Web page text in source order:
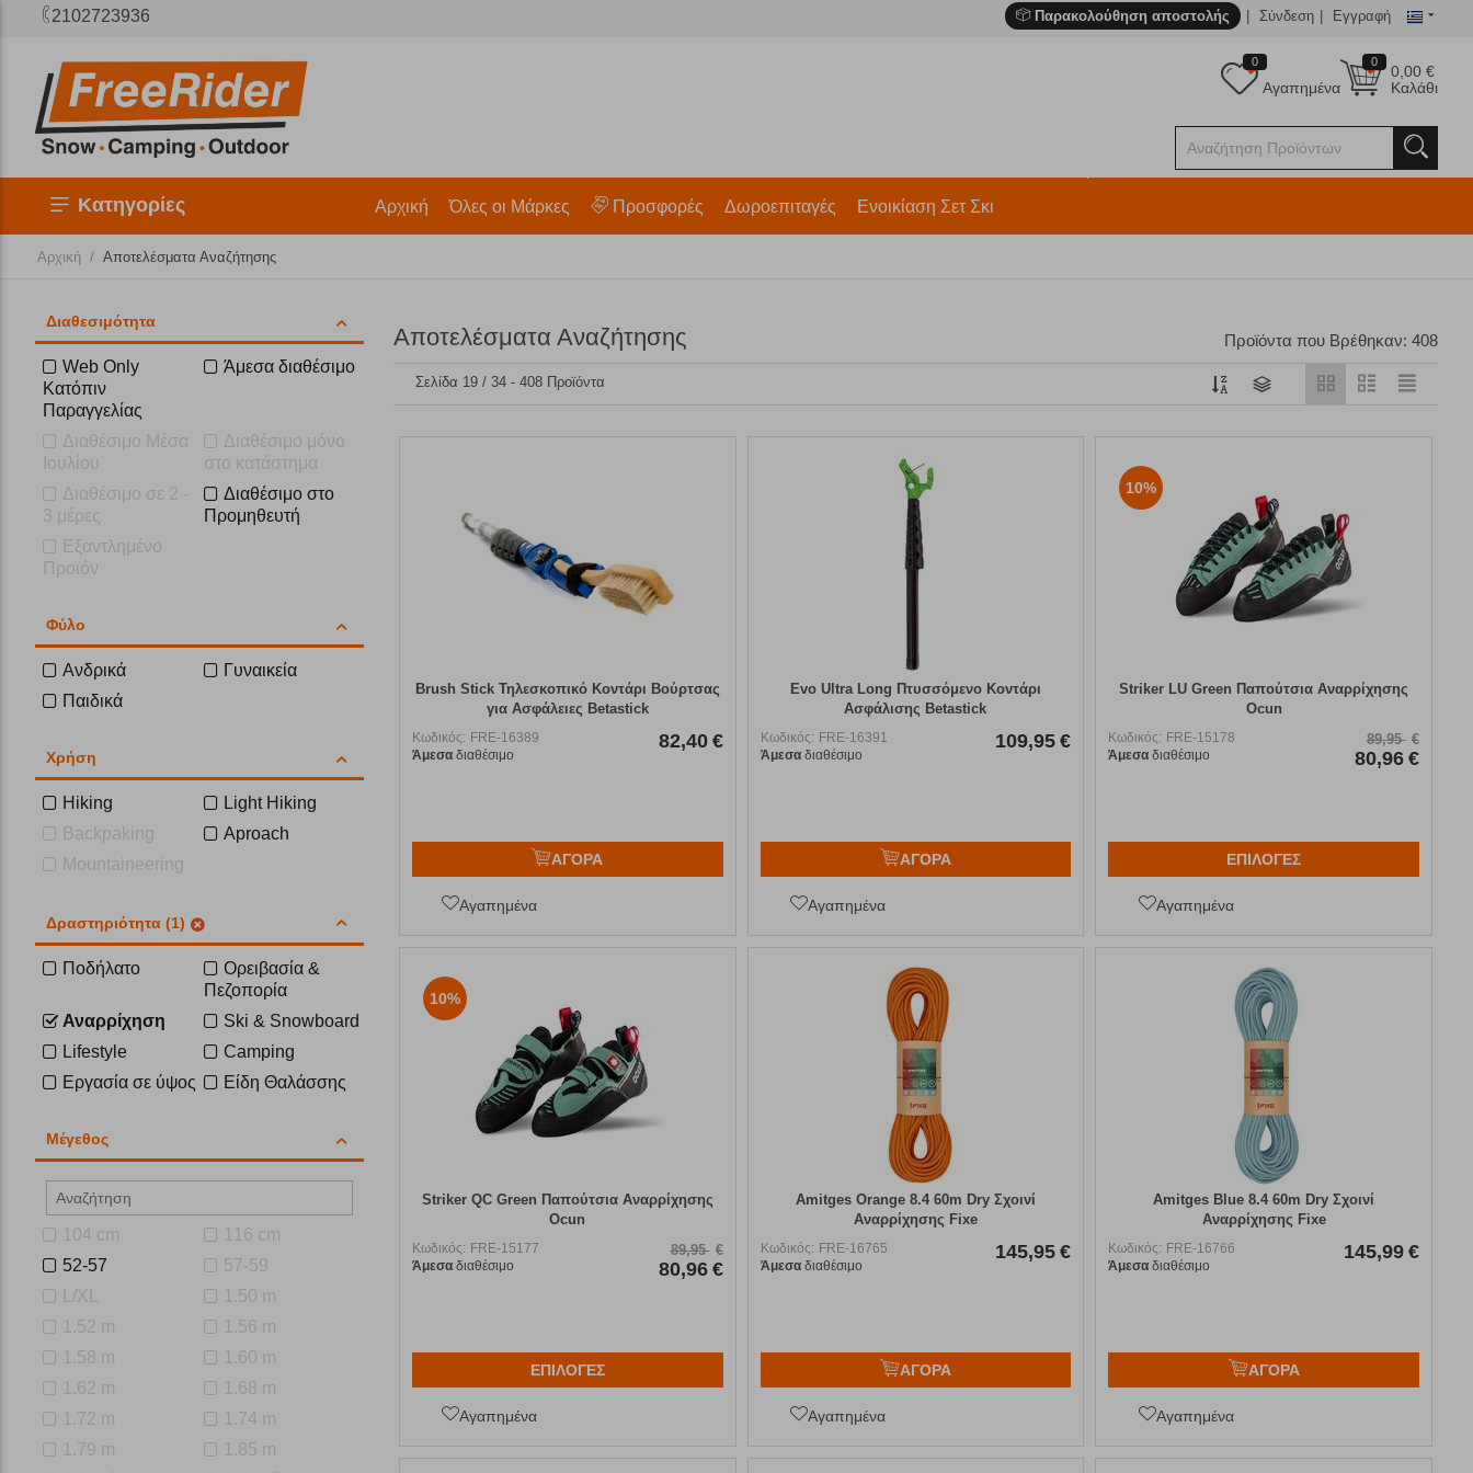
2102723936 Παρακολούθηση αποστολής Σύνδεση Εγγραφή
0
0,00€
Καλάθι
0
Αγαπημένα
Κατηγορίες Αρχική Όλες οι Μάρκες Προσφορές Δωροεπιταγές Ενοικίαση Σετ Σκι
Αρχική / Αποτελέσματα Αναζήτησης
Διαθεσιμότητα
Web Only
Κατόπιν
Παραγγελίας
Άμεσα διαθέσιμο
Διαθέσιμο Μέσα
Ιουλίου
Διαθέσιμο μόνο
στο κατάστημα
Διαθέσιμο σε 2 -
3 μέρες
Διαθέσιμο στο
Προμηθευτή
Εξαντλημένο
Προϊόν
Φύλο
Ανδρικά
Γυναικεία
Παιδικά
Χρήση
Hiking
Light Hiking
Backpaking
Aproach
Mountaineering
Δραστηριότητα (1)
Ποδήλατο
Ορειβασία &
Πεζοπορία
Αναρρίχηση
Ski & Snowboard
Lifestyle
Camping
Εργασία σε ύψος
Είδη Θαλάσσης
Μέγεθος
104 cm
116 cm
52-57
57-59
L/XL
1.50 m
1.52 m
1.56 m
1.58 m
1.60 m
1.62 m
1.68 m
1.72 m
1.74 m
1.79 m
1.85 m
Αποτελέσματα Αναζήτησης Προϊόντα που Βρέθηκαν: 408
Σελίδα 19 / 34 - 408 Προϊόντα
Brush Stick Τηλεσκοπικό Κοντάρι Βούρτσας
για Ασφάλειες Betastick
Κωδικός: FRE-16389
Άμεσαδιαθέσιμο
82,40 €
ΑΓΟΡΑ
Αγαπημένα
Evo Ultra Long Πτυσσόμενο Κοντάρι
Ασφάλισης Betastick
Κωδικός: FRE-16391
Άμεσαδιαθέσιμο
109,95 €
ΑΓΟΡΑ
Αγαπημένα
10%
Striker LU Green Παπούτσια Αναρρίχησης
Ocun
Κωδικός: FRE-15178
Άμεσα διαθέσιμο
89,95 €
80,96 €
ΕΠΙΛΟΓΕΣ
Αγαπημένα
10%
Striker QC Green Παπούτσια Αναρρίχησης
Ocun
Κωδικός: FRE-15177
Άμεσαδιαθέσιμο
89,95 €
80,96 €
ΕΠΙΛΟΓΕΣ
Αγαπημένα
Amitges Orange 8.4 60m Dry Σχοινί
Αναρρίχησης Fixe
Κωδικός: FRE-16765
Άμεσαδιαθέσιμο
145,95 €
ΑΓΟΡΑ
Αγαπημένα
Amitges Blue 8.4 60m Dry Σχοινί
Αναρρίχησης Fixe
Κωδικός: FRE-16766
Άμεσα διαθέσιμο
145,99 €
ΑΓΟΡΑ
Αγαπημένα